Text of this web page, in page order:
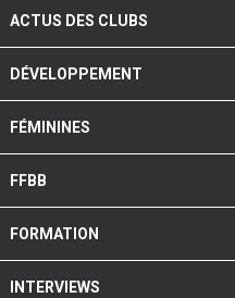
ACTUS DES CLUBS
DÉVELOPPEMENT
FÉMININES
FFBB
FORMATION
INTERVIEWS